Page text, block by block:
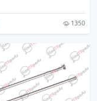
1350